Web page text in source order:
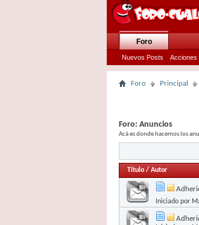
Foro
Nuevos Posts Acciones
Foro Principal
Foro: Anuncios
Acá es donde hacemos los
Título / Autor
Iniciado por